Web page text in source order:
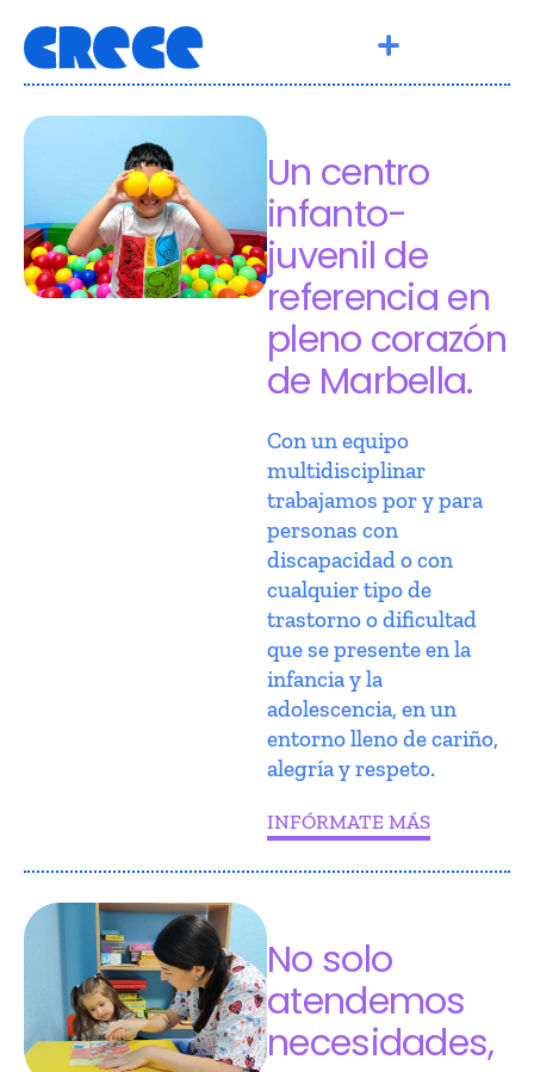
Un centro
infanto-
juvenil de
referencia en
pleno corazón
de Marbella.
Con un equipo
multidisciplinar
trabajamos por y para
personas con
discapacidad o con
cualquier tipo de
trastorno o dificultad
que se presente en la
infancia y la
adolescencia, en un
entorno lleno de cariño,
alegría y respeto.
INFÓRMATE MÁS
No solo
atendemos
necesidades,